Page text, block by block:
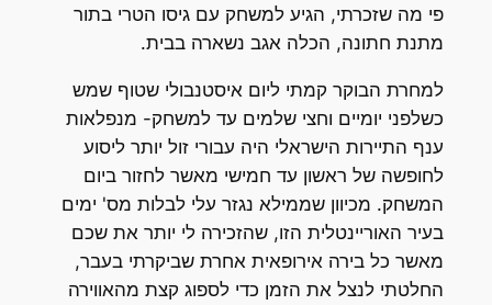
פי מה שזכרתי, הגיע למשחק עם גיסו הטרי בתור
מתנת חתונה, הכלה אגב נשארה בבית.
למחרת הבוקר קמתי ליום איסטנבולי שטוף שמש
כשלפני יומיים וחצי שלמים עד למשחק- מנפלאות
ענף התיירות הישראלי היה עבורי זול יותר ליסוע
לחופשה של ראשון עד חמישי מאשר לחזור ביום
המשחק. מכיוון שממילא נגזר עלי לבלות מס' ימים
בעיר האוריינטלית הזו, שהזכירה לי יותר את שכם
מאשר כל בירה אירופאית אחרת שביקרתי בעבר,
החלטתי לנצל את הזמן כדי לספוג קצת מהאווירה